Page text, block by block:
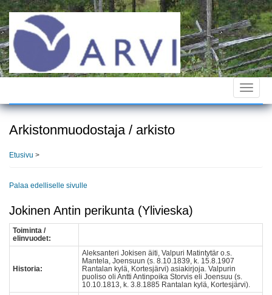
Hyppää
pääsisältöön
Toggle
Arkistonmuodostaja / arkisto
Etusivu >
Palaa edelliselle sivulle
Jokinen Antin perikunta (Ylivieska)
Toiminta /
elinvuodet:
Historia:
Aleksanteri Jokisen äiti, Valpuri Matintytär o.s.
Mantela, Joensuun (s. 8.10.1839, k. 15.8.1907
Rantalan kylä, Kortesjärvi) asiakirjoja. Valpurin
puoliso oli Antti Antinpoika Storvis eli Joensuu (s.
10.10.1813, k. 3.8.1885 Rantalan kylä, Kortesjärvi).